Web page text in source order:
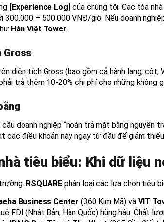
[Experience Log] của chúng tôi. Các tòa
300.000 – 500.000 VNĐ/giờ. Nếu doanh
Hàn Việt Tower.
Gross
diện tích Gross (bao gồm cả hành lang,
trả thêm 10-20% chi phí cho những không
doanh nghiệp “hoàn trả mặt bằng
các điều khoản này ngay từ đầu để giảm
tiêu biểu: Khi dữ liệu
RSQUARE phân loại các lựa chọn tiêu
Business Center (360 Kim Mã) và VIT
FDI (Nhật Bản, Hàn Quốc) hùng hậu. Chất